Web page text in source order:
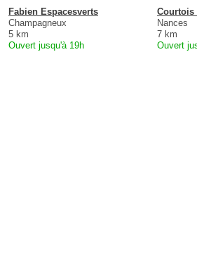
Fabien Espacesverts
Champagneux
5 km
Ouvert jusqu'à 19h
Courtois
Nances
7 km
Ouvert